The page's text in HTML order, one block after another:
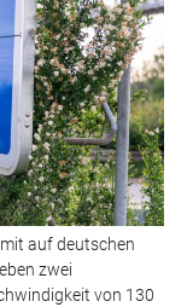
auf deutschen
zwei
von 130